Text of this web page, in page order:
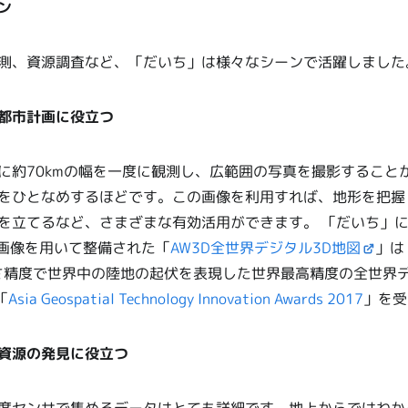
、資源調査など、「だいち」は様々なシーンで活躍しまし
市計画に役立つ
約70kmの幅を一度に観測し、広範囲の写真を撮影すること
ひとなめするほどです。この画像を利用すれば、地形を把
立てるなど、さまざまな有効活用ができます。 「だいち」
像を用いて整備された「AW3D全世界デジタル3D地図
」
度で世界中の陸地の起伏を表現した世界最高精度の全世界
Asia Geospatial Technology Innovation Awards 2017 」を
源の発見に役立つ